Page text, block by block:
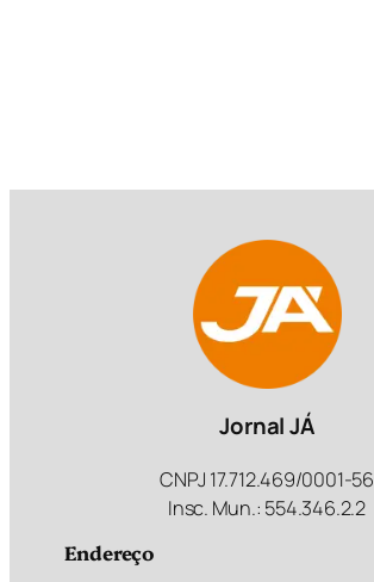
Jornal JÁ
CNPJ 17.712.469/0001-56
Insc. Mun.: 554.346.2.2
Endereço